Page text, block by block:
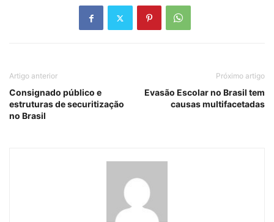
Artigo anterior
Consignado público e
estruturas de securitização
no Brasil
Próximo artigo
Evasão Escolar no Brasil tem
causas multifacetadas